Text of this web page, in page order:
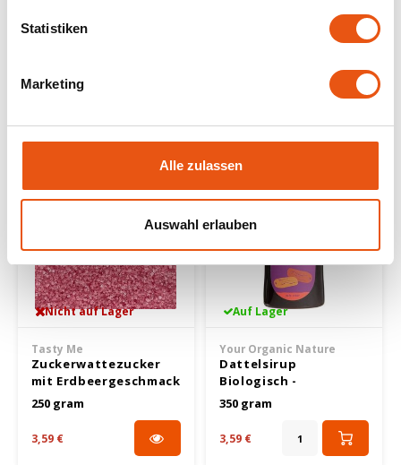
Statistiken
Marketing
Alle zulassen
Auswahl erlauben
Bio-Akazienhonig -
Nicht auf Lager
Tasty Me
Zuckerwattezucker
mit Erdbeergeschmack
- Glutenfrei
250 gram
3,59 €
Auf Lager
Your Organic Nature
Dattelsirup
Biologisch -
Glutenfrei
350 gram
3,59 €